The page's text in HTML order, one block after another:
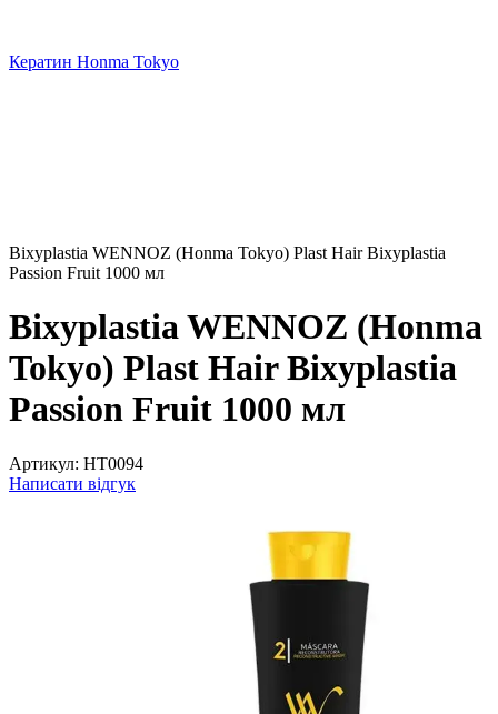
Кератин Honma Tokyo
Bixyplastia WENNOZ (Honma Tokyo) Plast Hair Bixyplastia
Passion Fruit 1000 мл
Bixyplastia WENNOZ (Honma
Tokyo) Plast Hair Bixyplastia
Passion Fruit 1000 мл
Артикул: HT0094
Написати відгук